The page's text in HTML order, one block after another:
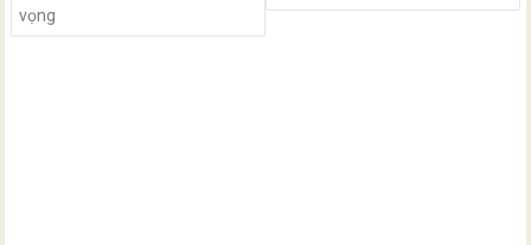
vọng